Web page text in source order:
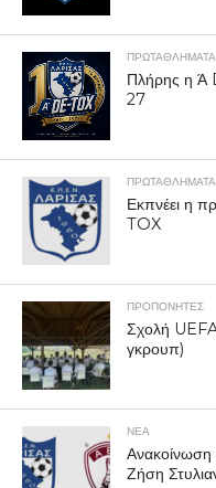
ΠΡΩΤΑΘΛΉΜΑΤΑ
Πλήρης η Ά
27
ΠΡΩΤΑΘΛΉΜΑΤΑ
Εκπνέει η
TOX
ΠΡΟΠΟΝΗΤΈΣ
Σχολή
γκρουπ)
ΝΕΑ
Ζήση